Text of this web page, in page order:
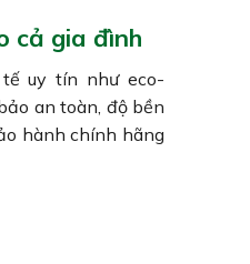
cả gia đình
tế uy tín như eco-
an toàn, độ bền
hành chính hãng